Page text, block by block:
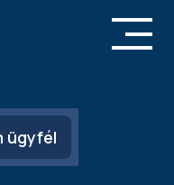
ügyfél